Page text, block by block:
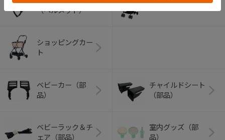
（ヘルメット）
ペット用品
ショッピングカー
ト
ベビーカー（部
品）
チャイルドシート
（部品）
ベビーラック＆チ
ェア（部品）
室内グッズ（部
品）